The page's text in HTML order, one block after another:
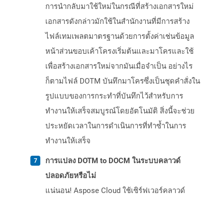
การนำกลับมาใช้ใหม่ในกรณีที่สร้างเอกสารใหม่
เอกสารดังกล่าวมักใช้ในสำนักงานที่มีการสร้าง
ไฟล์เทมเพลตมาตรฐานด้วยการตั้งค่าเช่นข้อมูล
หน้าส่วนขอบเค้าโครงเริ่มต้นและมาโครและใช้
เพื่อสร้างเอกสารใหม่จากมันเมื่อจำเป็น อย่างไร
ก็ตามไฟล์ DOTM บันทึกมาโครซึ่งเป็นชุดคำสั่งใน
รูปแบบของการกระทำที่บันทึกไว้สำหรับการ
ทำงานให้เสร็จสมบูรณ์โดยอัตโนมัติ สิ่งนี้จะช่วย
ประหยัดเวลาในการดำเนินการที่ทำซ้ำในการ
ทำงานให้เสร็จ
การแปลง DOTM to DOCM ในระบบคลาวด์
ปลอดภัยหรือไม่
แน่นอน! Aspose Cloud ใช้เซิร์ฟเวอร์คลาวด์